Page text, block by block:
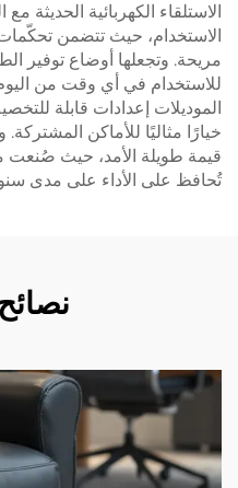
الاستلقاء الكهربائية الحديثة
الاستخدام، حيث تتضمن
مريحة. وتجعلها أوضاع توفير
للاستخدام في أي وقت من
الموديلات إعدادات قابلة
خيارًا مثاليًا للأماكن
قيمة طويلة الأمد، حيث صُنعت
تُحافظ على الأداء على مدى